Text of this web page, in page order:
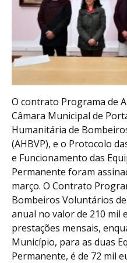
O contrato Programa de
Câmara Municipal de
Humanitária de
(AHBVP), e o Protocolo
e Funcionamento das
Permanente foram
março. O Contrato
Bombeiros Voluntários
anual no valor de 210 mil
prestações mensais,
Município, para as duas
Permanente, é de 72 mil